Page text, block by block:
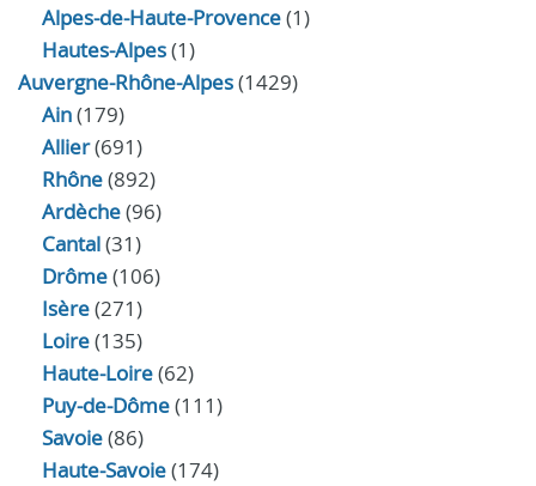
Alpes-de-Haute-Provence(1)
Hautes-Alpes(1)
Auvergne-Rhône-Alpes(1429)
Ain(179)
Allier(691)
Rhône(892)
Ardèche(96)
Cantal(31)
Drôme(106)
Isère(271)
Loire(135)
Haute-Loire(62)
Puy-de-Dôme(111)
Savoie(86)
Haute-Savoie(174)